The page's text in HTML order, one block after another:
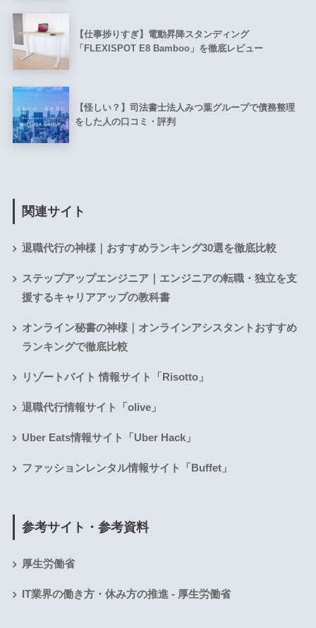
【仕事捗りすぎ】電動昇降スタンディング
「FLEXISPOT E8 Bamboo」を徹底レビュー
【怪しい？】司法書士法人みつ葉グループで債務整理
をした人の口コミ・評判
関連サイト
退職代行の神様｜おすすめランキング30選を徹底比較
ステップアップエンジニア｜エンジニアの転職・独立を支
援するキャリアアップの教科書
オンライン秘書の神様｜オンラインアシスタントおすすめ
ランキングで徹底比較
リゾートバイト 情報サイト「Risotto」
退職代行情報サイト「olive」
Uber Eats情報サイト「Uber Hack」
ファッションレンタル情報サイト「Buffet」
参考サイト・参考資料
厚生労働省
IT業界の働き方・休み方の推進 - 厚生労働省